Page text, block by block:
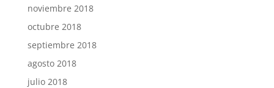
noviembre 2018
octubre 2018
septiembre 2018
agosto 2018
julio 2018